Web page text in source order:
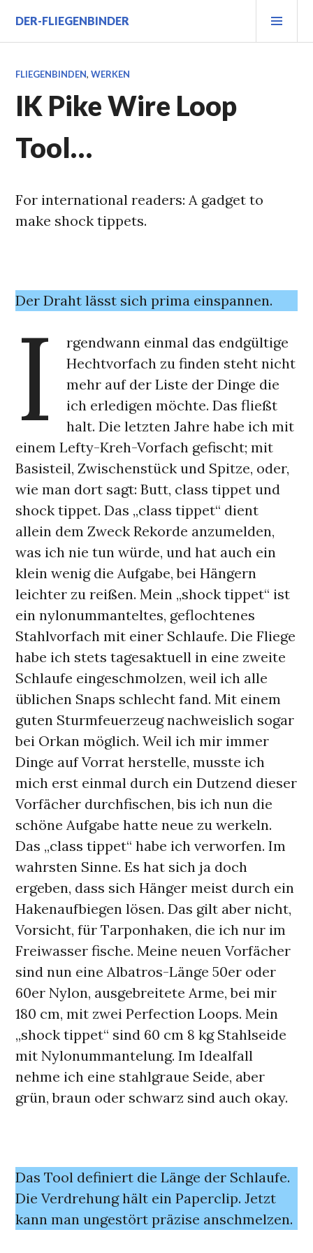
Inhalt
springen
DER-FLIEGENBINDER
FLIEGENBINDEN,WERKEN
IK Pike Wire Loop
Tool…
For international readers: A gadget to
make shock tippets.
Der Draht lässt sich prima einspannen.
I
rgendwann einmal das endgültige
Hechtvorfach zu finden steht nicht
mehr auf der Liste der Dinge die
ich erledigen möchte. Das fließt
halt. Die letzten Jahre habe ich mit
einem Lefty-Kreh-Vorfach gefischt; mit
Basisteil, Zwischenstück und Spitze, oder,
wie man dort sagt: Butt, class tippet und
shock tippet. Das „class tippet“ dient
allein dem Zweck Rekorde anzumelden,
was ich nie tun würde, und hat auch ein
klein wenig die Aufgabe, bei Hängern
leichter zu reißen. Mein „shock tippet“ ist
ein nylonummanteltes, geflochtenes
Stahlvorfach mit einer Schlaufe. Die Fliege
habe ich stets tagesaktuell in eine zweite
Schlaufe eingeschmolzen, weil ich alle
üblichen Snaps schlecht fand. Mit einem
guten Sturmfeuerzeug nachweislich sogar
bei Orkan möglich. Weil ich mir immer
Dinge auf Vorrat herstelle, musste ich
mich erst einmal durch ein Dutzend dieser
Vorfächer durchfischen, bis ich nun die
schöne Aufgabe hatte neue zu werkeln.
Das „class tippet“ habe ich verworfen. Im
wahrsten Sinne. Es hat sich ja doch
ergeben, dass sich Hänger meist durch ein
Hakenaufbiegen lösen. Das gilt aber nicht,
Vorsicht, für Tarponhaken, die ich nur im
Freiwasser fische. Meine neuen Vorfächer
sind nun eine Albatros-Länge 50er oder
60er Nylon, ausgebreitete Arme, bei mir
180 cm, mit zwei Perfection Loops. Mein
„shock tippet“ sind 60 cm 8 kg Stahlseide
mit Nylonummantelung. Im Idealfall
nehme ich eine stahlgraue Seide, aber
grün, braun oder schwarz sind auch okay.
Das Tool definiert die Länge der Schlaufe.
Die Verdrehung hält ein Paperclip. Jetzt
kann man ungestört präzise anschmelzen.